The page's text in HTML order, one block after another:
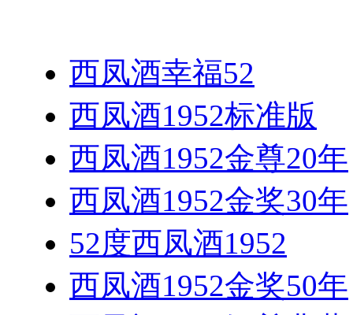
西凤酒幸福52
西凤酒1952标准版
西凤酒1952金尊20年
西凤酒1952金奖30年
52度西凤酒1952
西凤酒1952金奖50年